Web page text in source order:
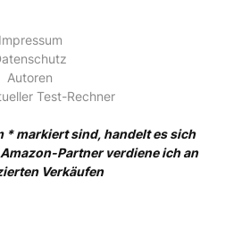
Impressum
Autoren
Test-Rechner
* markiert sind, handelt es sich
Partner verdiene ich an
Verkäufen